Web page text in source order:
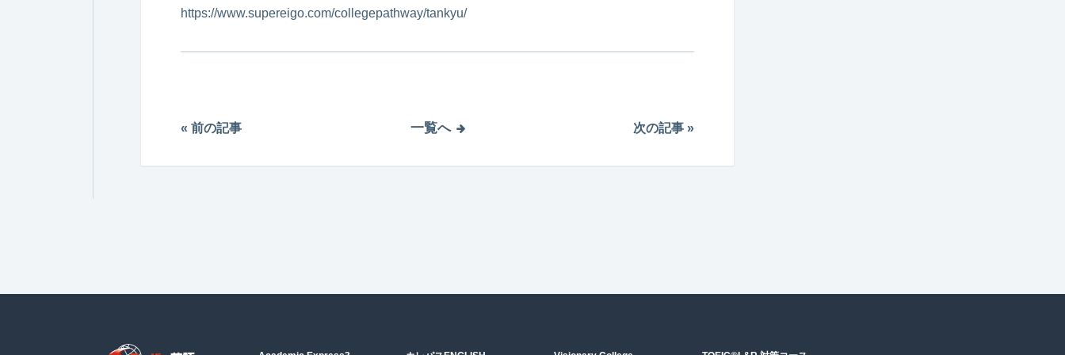
https://www.supereigo.com/collegepathway/tankyu/
« 前の記事 一覧へ 次の記事 »